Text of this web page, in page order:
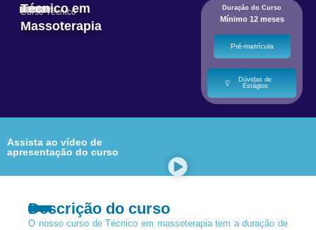
Curso Técnico
Técnico em
Massoterapia
Duração do Curso
Mínimo 12 meses
Pré-matrícula
Dúvidas de
Estágios
Assista ao vídeo de
apresentação do curso
Descrição do curso
O nosso curso de Técnico em massoterapia tem a duração de